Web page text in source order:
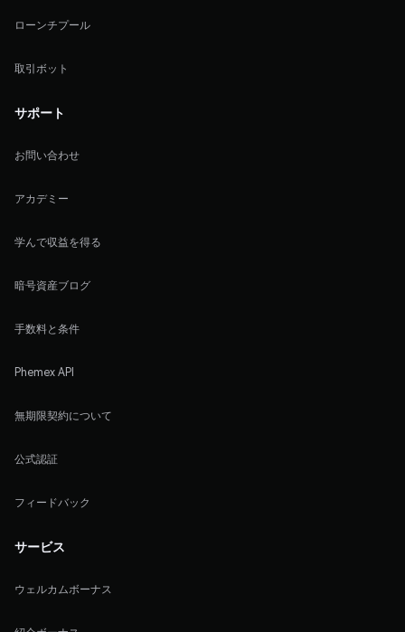
ローンチプール
取引ボット
サポート
お問い合わせ
アカデミー
学んで収益を得る
暗号資産ブログ
手数料と条件
Phemex API
無期限契約について
公式認証
フィードバック
サービス
ウェルカムボーナス